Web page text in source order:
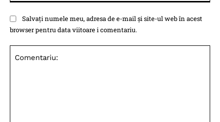
Salvați numele meu, adresa de e-mail și site-ul web în acest
browser pentru data viitoare i comentariu.